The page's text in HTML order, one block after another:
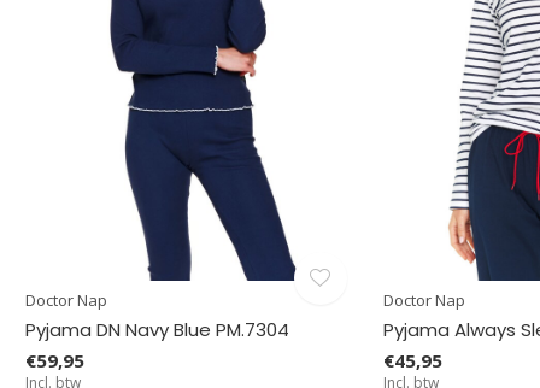
Doctor Nap
Pyjama DN Navy Blue PM.7304
€59,95
Incl. btw
Doctor Nap
Pyjama Always
€45,95
Incl. btw